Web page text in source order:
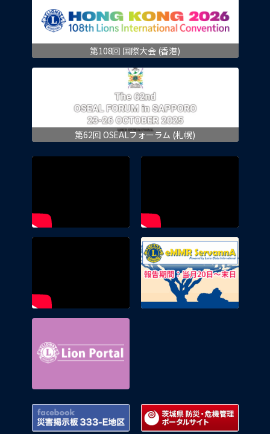
第108回 国際大会 (香港)
第62回 OSEALフォーラム (札幌)
Facebook 災害掲示板 333-E地区